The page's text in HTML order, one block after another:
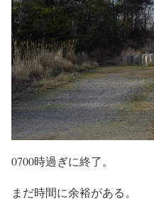
0700時過ぎに終了。
まだ時間に余裕がある。